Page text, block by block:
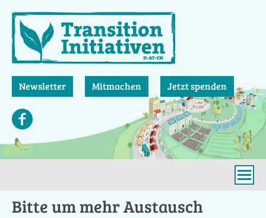
zum
Inhalt
Newsletter Mitmachen Jetzt spenden
Bitte um mehr Austausch